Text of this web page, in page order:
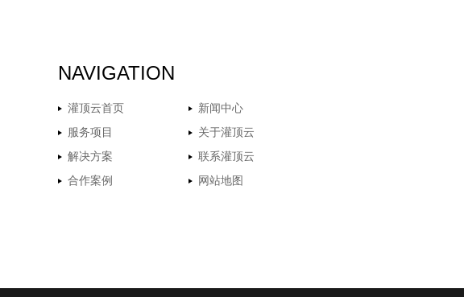
NAVIGATION
灌顶云首页
新闻中心
服务项目
关于灌顶云
解决方案
联系灌顶云
合作案例
网站地图